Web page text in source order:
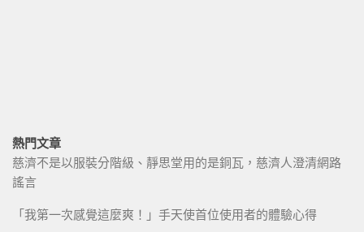
熱門文章
慈濟不是以服裝分階級、靜思堂用的是銅瓦，慈濟人澄清網路
謠言
「我第一次感覺這麼爽！」手天使首位使用者的體驗心得